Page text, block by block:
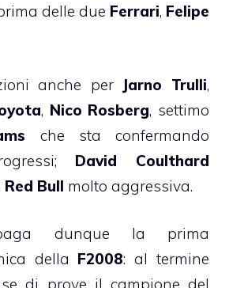
delle due Ferrari, Felipe
anche per Jarno Trulli,
, Nico Rosberg, settimo
che sta confermando
David Coulthard
Red Bull molto aggressiva.
dunque la prima
della F2008: al termine